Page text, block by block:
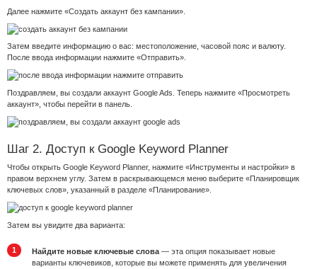
Далее нажмите «Создать аккаунт без кампании».
Затем введите информацию о вас: местоположение, часовой пояс и валюту.
После ввода информации нажмите «Отправить».
Поздравляем, вы создали аккаунт Google Ads. Теперь нажмите «Просмотреть
аккаунт», чтобы перейти в панель.
Шаг 2. Доступ к Google Keyword Planner
Чтобы открыть Google Keyword Planner, нажмите «Инструменты и настройки» в
правом верхнем углу. Затем в раскрывающемся меню выберите «Планировщик
ключевых слов», указанный в разделе «Планирование».
Затем вы увидите два варианта:
Найдите новые ключевые слова — эта опция показывает новые
варианты ключевиков, которые вы можете применять для увеличения